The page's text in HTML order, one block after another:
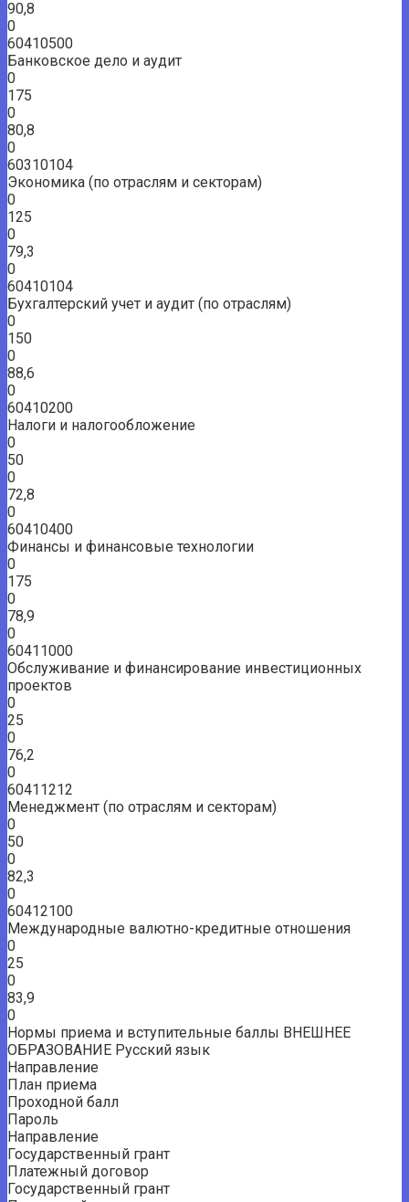
90,8
0
60410500
Банковское дело и аудит
0
175
0
80,8
0
60310104
Экономика (по отраслям и секторам)
0
125
0
79,3
0
60410104
Бухгалтерский учет и аудит (по отраслям)
0
150
0
88,6
0
60410200
Налоги и налогообложение
0
50
0
72,8
0
60410400
Финансы и финансовые технологии
0
175
0
78,9
0
60411000
Обслуживание и финансирование инвестиционных
проектов
0
25
0
76,2
0
60411212
Менеджмент (по отраслям и секторам)
0
50
0
82,3
0
60412100
Международные валютно-кредитные отношения
0
25
0
83,9
0
Нормы приема и вступительные баллы ВНЕШНЕЕ
ОБРАЗОВАНИЕ Русский язык
Направление
План приема
Проходной балл
Пароль
Направление
Государственный грант
Платежный договор
Государственный грант